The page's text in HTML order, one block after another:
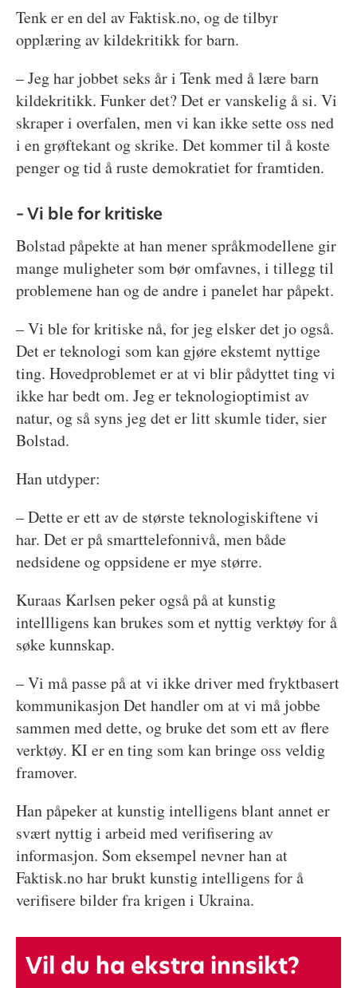
Tenk er en del av Faktisk.no, og de tilbyr
opplæring av kildekritikk for barn.
– Jeg har jobbet seks år i Tenk med å lære barn
kildekritikk. Funker det? Det er vanskelig å si. Vi
skraper i overfalen, men vi kan ikke sette oss ned
i en grøftekant og skrike. Det kommer til å koste
penger og tid å ruste demokratiet for framtiden.
– Vi ble for kritiske
Bolstad påpekte at han mener språkmodellene gir
mange muligheter som bør omfavnes, i tillegg til
problemene han og de andre i panelet har påpekt.
– Vi ble for kritiske nå, for jeg elsker det jo også.
Det er teknologi som kan gjøre ekstemt nyttige
ting. Hovedproblemet er at vi blir pådyttet ting vi
ikke har bedt om. Jeg er teknologioptimist av
natur, og så syns jeg det er litt skumle tider, sier
Bolstad.
Han utdyper:
– Dette er ett av de største teknologiskiftene vi
har. Det er på smarttelefonnivå, men både
nedsidene og oppsidene er mye større.
Kuraas Karlsen peker også på at kunstig
intellligens kan brukes som et nyttig verktøy for å
søke kunnskap.
– Vi må passe på at vi ikke driver med fryktbasert
kommunikasjon Det handler om at vi må jobbe
sammen med dette, og bruke det som ett av flere
verktøy. KI er en ting som kan bringe oss veldig
framover.
Han påpeker at kunstig intelligens blant annet er
svært nyttig i arbeid med verifisering av
informasjon. Som eksempel nevner han at
Faktisk.no har brukt kunstig intelligens for å
verifisere bilder fra krigen i Ukraina.
Vil du ha ekstra innsikt?